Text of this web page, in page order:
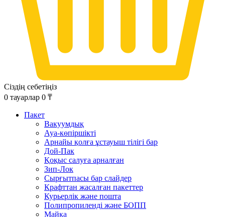
Сіздің себетіңіз
0 тауарлар 0 ₸
Пакет
Вакуумдық
Ауа-көпіршікті
Арнайы қолға ұстауыш тілігі бар
Дой-Пак
Қоқыс салуға арналған
Зип-Лок
Сырғытпасы бар слайдер
Крафттан жасалған пакеттер
Курьерлік және пошта
Полипропиленді және БОПП
Майка